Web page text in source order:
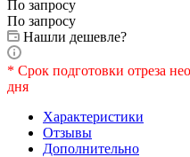
По запросу
По запросу
Нашли дешевле?
* Срок подготовки отреза
дня
Характеристики
Отзывы
Дополнительно